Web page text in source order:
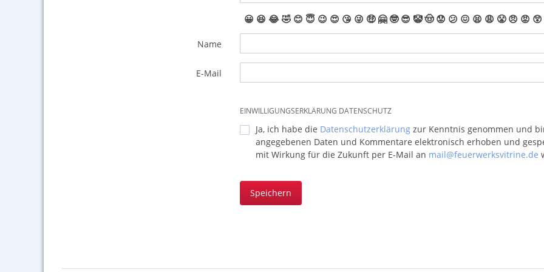
😀 😆 😂🤣 😊 😇 😉 😍 😘 😜 🤑 🤗 🤓 😎 🤡🤠 😟 😕 😖 😫 😩 😤 😠 😡 😲
Name
E-Mail
EINWILLIGUNGSERKLÄRUNG DATENSCHUTZ
Ja, ich habe die Datenschutzerklärungzur Kenntnis genommen und
angegebenen Daten und Kommentare elektronisch erhoben und
mit Wirkung für die Zukunft per E-Mail an mail@feuerwerksvitrine.de
Speichern